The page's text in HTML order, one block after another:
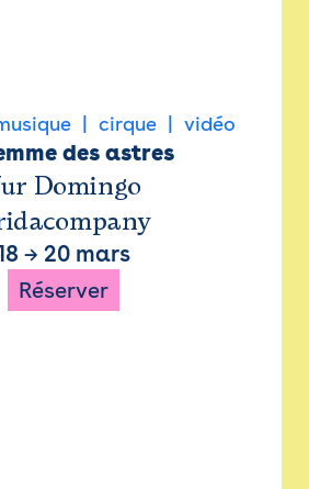
cirque vidéo
des astres
Domingo
18 → 20 mars
Réserver